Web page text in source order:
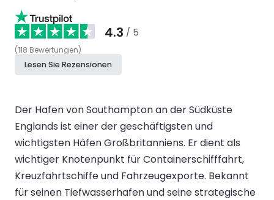
4.3 / 5
(118 Bewertungen)
Lesen Sie Rezensionen
Der Hafen von Southampton an der Südküste
Englands ist einer der geschäftigsten und
wichtigsten Häfen Großbritanniens. Er dient als
wichtiger Knotenpunkt für Containerschifffahrt,
Kreuzfahrtschiffe und Fahrzeugexporte. Bekannt
für seinen Tiefwasserhafen und seine strategische